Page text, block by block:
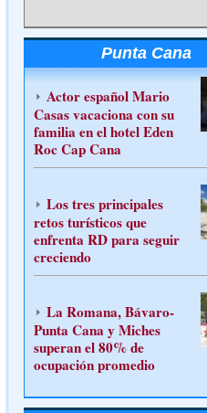
Punta Cana
Actor español Mario
Casas vacaciona con su
familia en el hotel Eden
Roc Cap Cana
Los tres principales
retos turísticos que
enfrenta RD para seguir
creciendo
La Romana, Bávaro-
Punta Cana y Miches
superan el 80% de
ocupación promedio